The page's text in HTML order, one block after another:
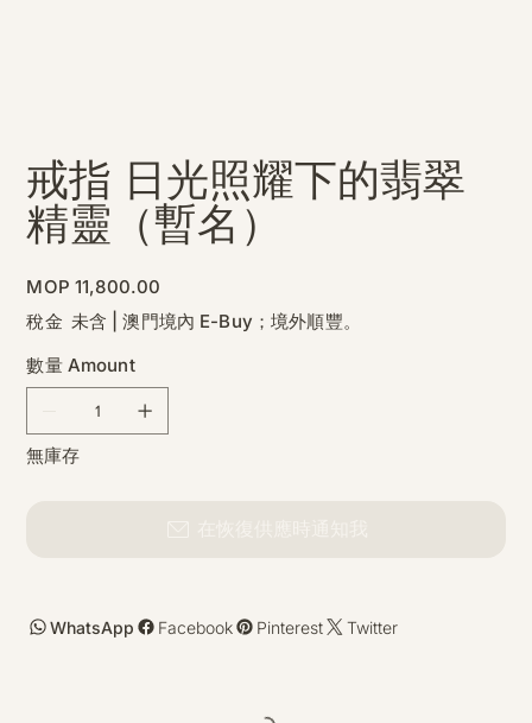
戒指 日光照耀下的翡翠
精靈（暫名）
價
格
MOP 11,800.00
稅金 未含
澳門境內 E-Buy；境外順豐。
數量 Amount
無庫存
Facebook
WhatsApp Twitter
Pinterest